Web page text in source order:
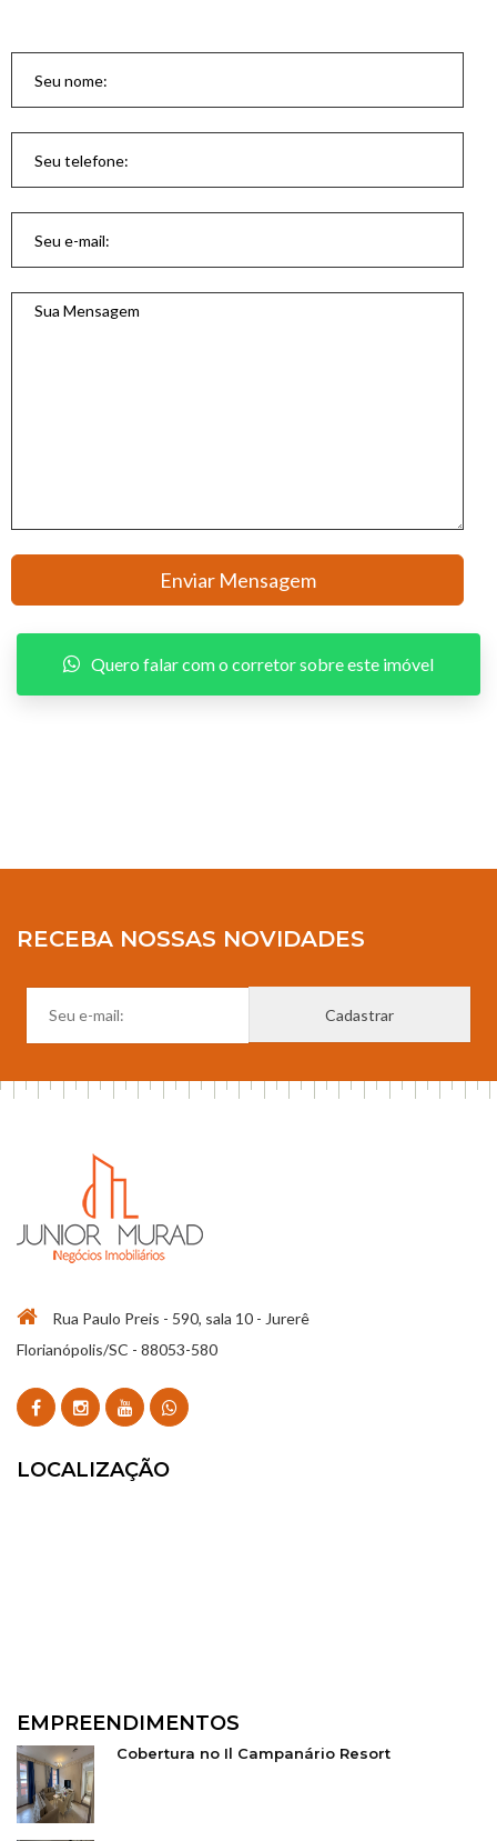
Quero falar com o corretor sobre este imóvel
RECEBA NOSSAS NOVIDADES
Rua Paulo Preis - 590, sala 10 - Jurerê
Florianópolis/SC - 88053-580
LOCALIZAÇÃO
EMPREENDIMENTOS
Cobertura no Il Campanário Resort